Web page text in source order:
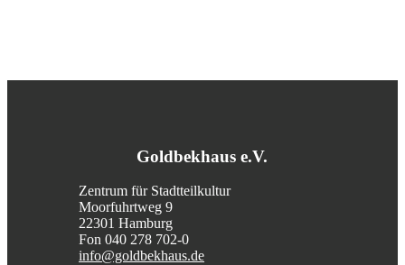
Goldbekhaus e.V.
Zentrum für Stadtteilkultur
Moorfuhrtweg 9
22301 Hamburg
Fon 040 278 702-0
info@goldbekhaus.de